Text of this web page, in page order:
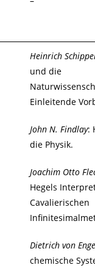
Heinrich
und die
Einleitende
John N. Findlay:
die Physik.
Joachim Otto
Hegels
Cavalierischen
Dietrich von
chemische